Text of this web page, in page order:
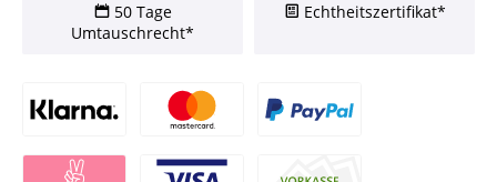
50 Tage
Umtauschrecht*
Echtheitszertifikat*